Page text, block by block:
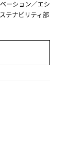
ーション／エシ
テナビリティ部